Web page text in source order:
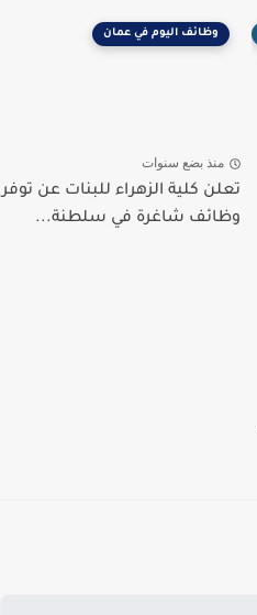
وظائف اليوم في عمان
منذ بضع سنوات
تعلن كلية الزهراء للبنات عن توفر
وظائف شاغرة في سلطنة...